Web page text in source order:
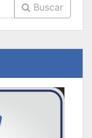
Buscar